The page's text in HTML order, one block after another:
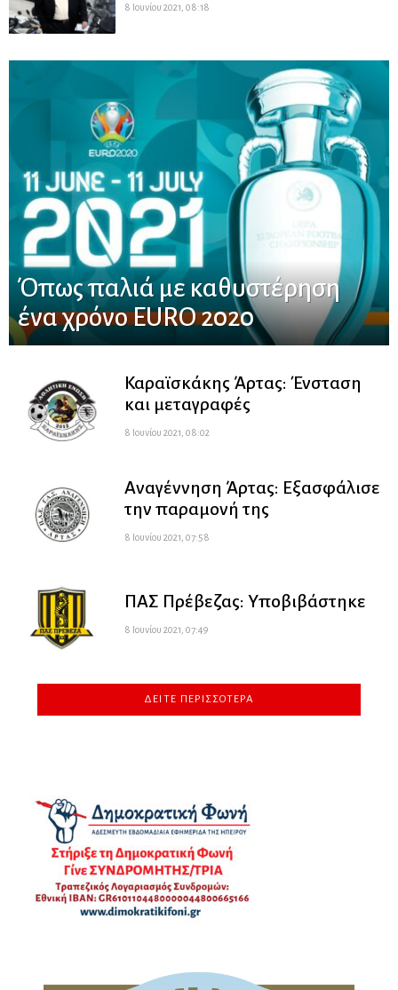
8 Ιουνίου 2021, 08:18
Όπως παλιά με καθυστέρηση
ένα χρόνο EURO 2020
Καραϊσκάκης Άρτας: Ένσταση
και μεταγραφές
8 Ιουνίου 2021, 08:02
Αναγέννηση Άρτας: Εξασφάλισε
την παραμονή της
8 Ιουνίου 2021, 07:58
ΠΑΣ Πρέβεζας: Υποβιβάστηκε
8 Ιουνίου 2021, 07:49
ΔΕΊΤΕ ΠΕΡΙΣΣΌΤΕΡΑ